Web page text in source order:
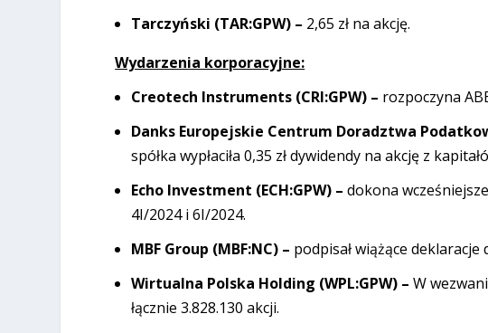
Tarczyński (TAR:GPW) – 2,65 zł na akcję.
Wydarzenia korporacyjne:
Creotech Instruments (CRI:GPW) – rozpoczyna
Danks Europejskie Centrum Doradztwa
spółka wypłaciła 0,35 zł dywidendy na akcję z
Echo Investment (ECH:GPW) –dokona
4I/2024 i 6I/2024.
MBF Group (MBF:NC) – podpisał wiążące
Wirtualna Polska Holding (WPL:GPW) –W
łącznie 3.828.130 akcji.